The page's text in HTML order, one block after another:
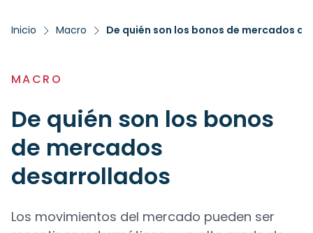
Inicio Macro De quién son los bonos de mercados
MACRO
De quién son los bonos
de mercados
desarrollados
Los movimientos del mercado pueden ser